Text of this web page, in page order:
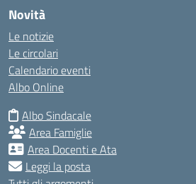
Novità
Le notizie
Le circolari
Calendario eventi
Albo Online
Albo Sindacale
Area Famiglie
Area Docenti e Ata
Leggi la posta